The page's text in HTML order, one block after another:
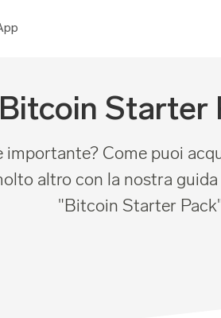
Bitcoin Starter
importante? Come puoi
altro con la nostra
"Bitcoin Starter